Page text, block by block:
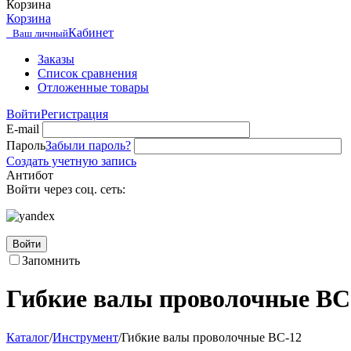
Корзина
Корзина
Ваш личныйКабинет
Заказы
Список сравнения
Отложенные товары
ВойтиРегистрация
E-mail
ПарольЗабыли пароль?
Создать учетную запись
Антибот
Войти через соц. сеть:
Войти
Запомнить
Гибкие валы проволочные
Каталог/Инструмент/Гибкие валы проволочные ВС-12